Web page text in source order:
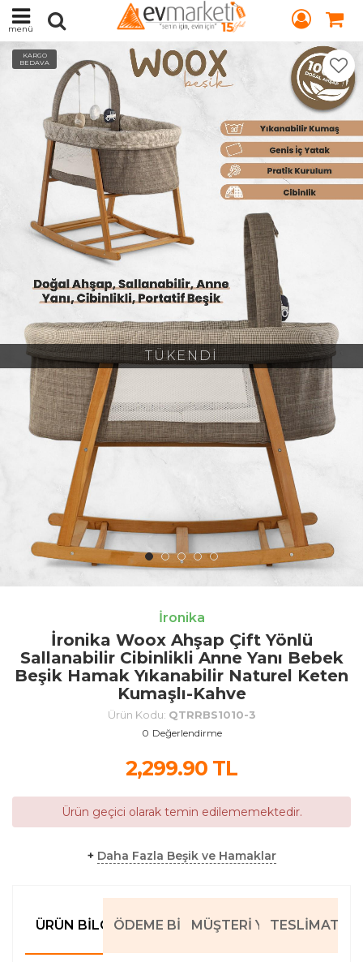
menü
TÜKENDİ
KARGO
BEDAVA
İronika
İronika Woox Ahşap Çift Yönlü
Sallanabilir Cibinlikli Anne Yanı Bebek
Beşik Hamak Yıkanabilir Naturel Keten
Kumaşlı-Kahve
Ürün Kodu: QTRRBS1010-3
0 Değerlendirme
2,299.90 TL
Ürün geçici olarak temin edilememektedir.
+ Daha Fazla Beşik ve Hamaklar
ÜRÜN BILGILERIÖDEME BILGILERIMÜŞTERI YORUMLARI
TESLIMAT